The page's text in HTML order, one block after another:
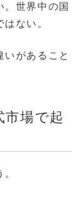
世界中の国
ない。
があること
場で起